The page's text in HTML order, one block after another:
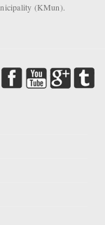
(KMun).